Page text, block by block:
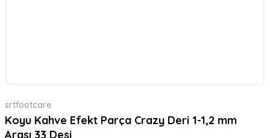
srtfootcare
Koyu Kahve Efekt Parça Crazy Deri 1-1,2 mm
Arası 33 Desi